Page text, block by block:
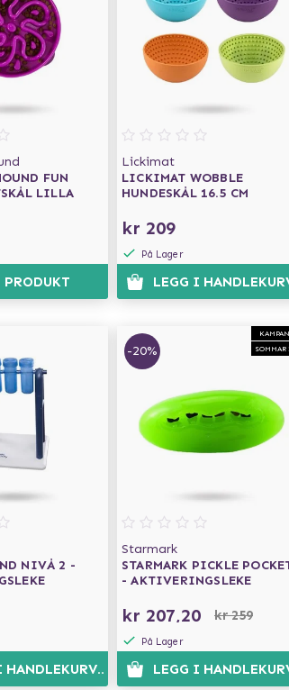
FUN
LILLA
PRODUKT
Lickimat
LICKIMAT WOBBLE
HUNDESKÅL 16.5 CM
kr 209
På Lager
LEGG I
NIVÅ 2 -
SOMMAR
-20%
Starmark
STARMARK PICKLE
- AKTIVERINGSLEKE
kr 207,20 kr 259
På Lager
LEGG I